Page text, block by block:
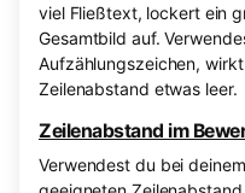
viel Fließtext, lockert ein
Gesamtbild auf.
Aufzählungszeichen,
Zeilenabstand etwas leer.
Zeilenabstand im
Verwendest du bei